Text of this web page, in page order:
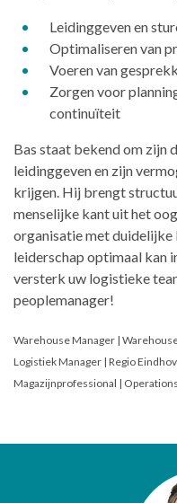
Leidinggeven en
Optimaliseren van
Voeren van
Zorgen voor
continuïteit
Bas staat bekend om zijn
leidinggeven en zijn
krijgen. Hij brengt
menselijke kant uit het
organisatie met duidelijke
leiderschap optimaal kan
versterk uw logistieke
peoplemanager!
Warehouse Manager |
Logistiek Manager | Regio
Magazijnprofessional |